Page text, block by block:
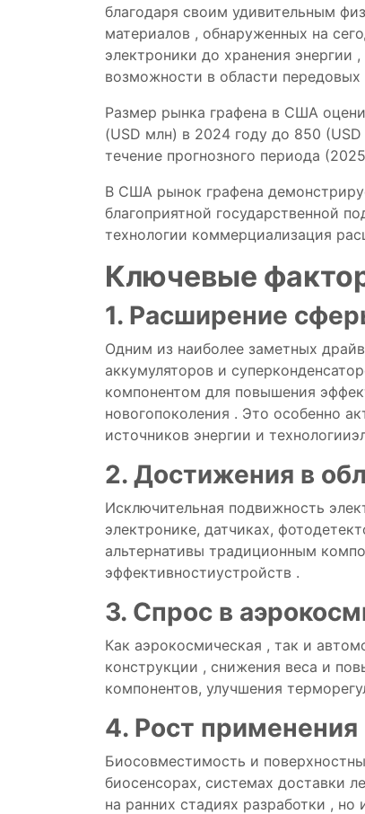
благодаря своим удивительным
материалов , обнаруженных на
электроники до хранения энергии ,
возможности в области передовых
Размер рынка графена в США
(USD млн) в 2024 году до 850
течение прогнозного периода
В США рынок графена
благоприятной государственной
технологии коммерциализация
Ключевые
1. Расширение
Одним из наиболее заметных
аккумуляторов и
компонентом для повышения
новогопоколения . Это особенно
источников энергии и технологии
2. Достижения в
Исключительная подвижность
электронике, датчиках,
альтернативы традиционным
эффективностиустройств .
3. Спрос в
Как аэрокосмическая , так и
конструкции , снижения веса и
компонентов, улучшения
4. Рост применения
Биосовместимость и
биосенсорах, системах доставки
на ранних стадиях разработки , но